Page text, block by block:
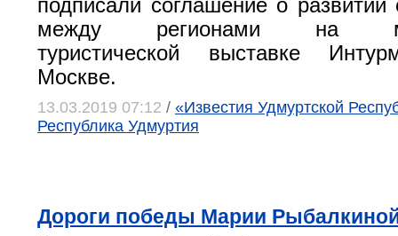
подписали соглашение о развитии
между регионами на
туристической выставке
Москве.
13.03.2019 07:12 / «Известия Удмуртской
Республика Удмуртия
Дороги победы Марии